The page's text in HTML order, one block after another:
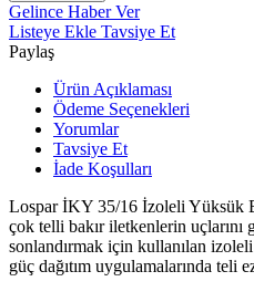
Gelince Haber Ver
Listeye Ekle Tavsiye Et
Paylaş
Ürün Açıklaması
Ödeme Seçenekleri
Yorumlar
Tavsiye Et
İade Koşulları
Lospar İKY 35/16 İzoleli Yüksük
çok telli bakır iletkenlerin
sonlandırmak için kullanılan
güç dağıtım uygulamalarında teli